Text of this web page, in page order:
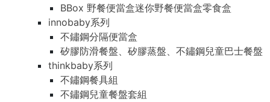
BBox 野餐便當盒迷你野餐便當盒零食盒
innobaby系列
不鏽鋼分隔便當盒
矽膠防滑餐盤、矽膠蒸盤、不鏽鋼兒童巴士餐盤
thinkbaby系列
不鏽鋼餐具組
不鏽鋼兒童餐盤套組